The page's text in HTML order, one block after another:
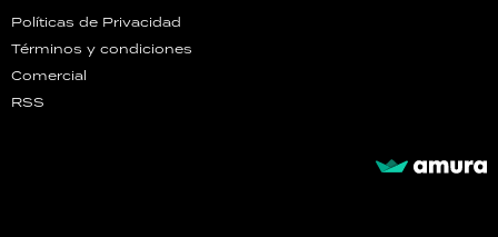
Políticas de Privacidad
Términos y condiciones
Comercial
RSS